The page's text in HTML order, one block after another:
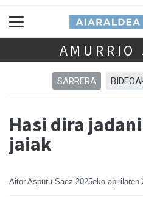
AMURRIO
SARRERA
Hasi dira
jaiak
Aitor Aspuru Saez 2025eko apirilaren